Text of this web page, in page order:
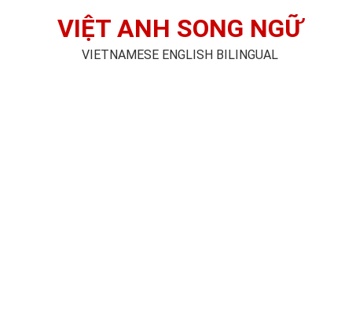
VIỆT ANH SONG NGỮ
VIETNAMESE ENGLISH BILINGUAL